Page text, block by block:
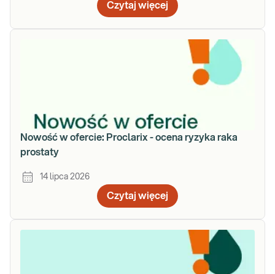
Czytaj więcej
Nowość w ofercie: Proclarix - ocena ryzyka raka
prostaty
14 lipca 2026
Czytaj więcej